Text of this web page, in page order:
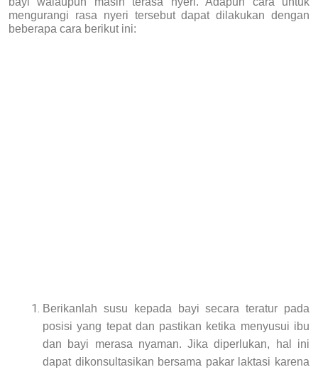
mengurangi rasa nyeri tersebut dapat dilakukan dengan
beberapa cara berikut ini:
Berikanlah susu kepada bayi secara teratur pada
posisi yang tepat dan pastikan ketika menyusui ibu
dan bayi merasa nyaman. Jika diperlukan, hal ini
dapat dikonsultasikan bersama pakar laktasi karena